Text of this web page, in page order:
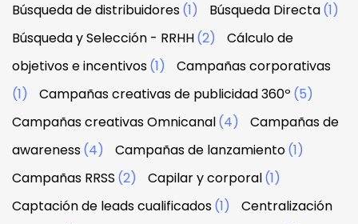
Búsqueda de distribuidores(1) Búsqueda Directa(1)
Búsqueda y Selección - RRHH(2)
Cálculo de
objetivos e incentivos(1)
Campañas corporativas
(1)
Campañas creativas de publicidad 360º (5)
Campañas creativas Omnicanal(4)
Campañas de
awareness(4) Campañas de lanzamiento(1)
Campañas RRSS (2) Capilar y corporal(1)
Captación de leads cualificados(1)
Centralización